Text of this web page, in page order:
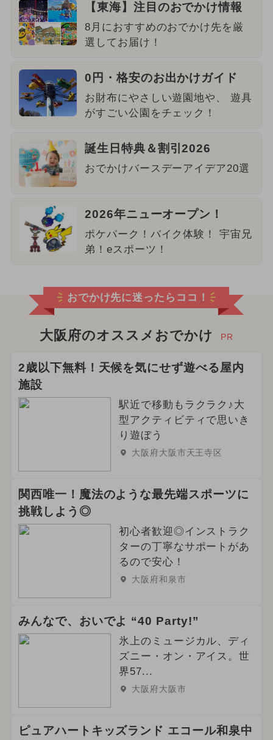
【東海】注目のおでかけ情報
8月におすすめのおでかけ先を厳
選してお届け！
0円・格安のお出かけガイド
お財布にやさしい遊園地や、 遊具
がすごい公園をチェック！
誕生日特典＆割引2026
おでかけバースデーアイデア20選
2026年ニューオープン！
ポケパーク！バイク体験！ 宇宙兄
弟！eスポーツ！
おでかけ先に迷ったらココ！
大阪府のオススメおでかけ PR
2歳以下無料！天候を気にせず遊べる屋内
施設
駅近で移動もラクラク♪大
型アクティビティで思いき
り遊ぼう
大阪府大阪市天王寺区
関西唯一！魔法のような最先端スポーツに
挑戦しよう◎
初心者歓迎◎インストラク
ターの丁寧なサポートがあ
るので安心！
大阪府和泉市
みんなで、おいでよ “40 Party!”
氷上のミュージカル、ディ
ズニー・オン・アイス。世
界57...
大阪府大阪市
ピュアハートキッズランド エコール和泉中